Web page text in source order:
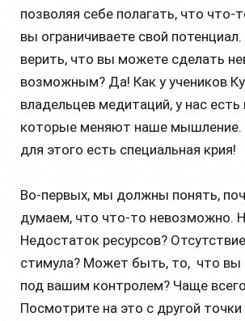
позволяя себе полагать, что что-
вы ограничиваете свой
верить, что вы можете сделать
возможным? Да! Как у учеников
владельцев медитаций, у нас
которые меняют наше мышление.
для этого есть специальная крия!
Во-первых, мы должны понять,
думаем, что что-то невозможно.
Недостаток ресурсов?
стимула? Может быть, то, что вы
под вашим контролем? Чаще
Посмотрите на это с другой точки